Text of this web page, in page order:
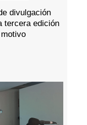
divulgación
tercera edición